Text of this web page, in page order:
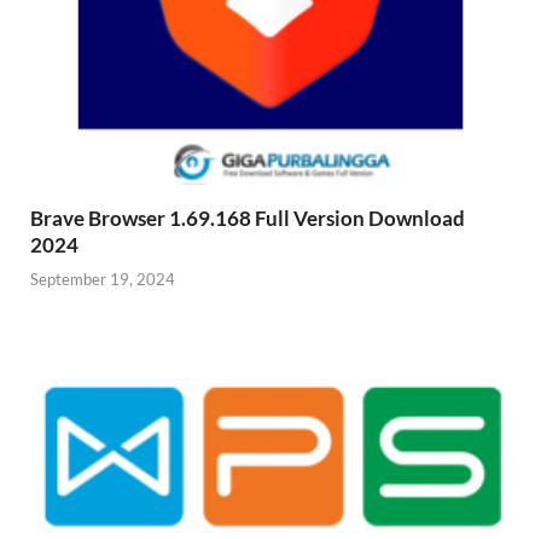
Brave Browser 1.69.168 Full Version Download
2024
September 19, 2024